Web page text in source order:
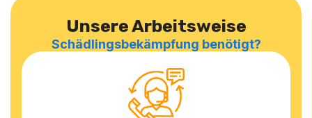
Unsere Arbeitsweise
Schädlingsbekämpfung benötigt?